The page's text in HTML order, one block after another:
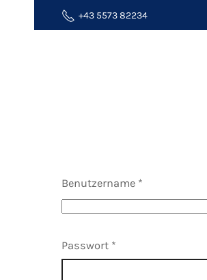
+43 5573 82234
Benutzername *
Passwort *